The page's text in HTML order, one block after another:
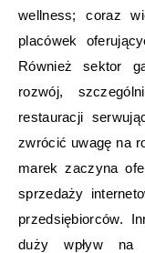
wellness; coraz
placówek
Również sektor
rozwój,
restauracji
zwrócić uwagę na
marek zaczyna
sprzedaży
przedsiębiorców.
duży wpływ na